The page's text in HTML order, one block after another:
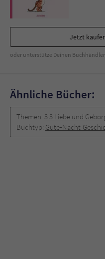
Jetzt
oder unterstütze Deinen
Ähnliche Bücher:
Themen: 3.3 Liebe und
Buchtyp: Gute‐Nacht-
Laufzeit
Zweck
Dieses
Benutzer.